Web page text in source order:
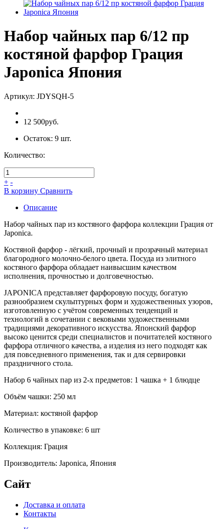
Набор чайных пар 6/12 пр
костяной фарфор Грация
Japonica Япония
Артикул: JDYSQH-5
12 500руб.
Остаток: 9 шт.
Количество:
+ -
В коpзину Сpавнить
Описание
Набор чайных пар из костяного фарфора коллекции Грация от
Japonica.
Костяной фарфор - лёгкий, прочный и прозрачный материал
благородного молочно-белого цвета. Посуда из элитного
костяного фарфора обладает наивысшим качеством
исполнения, прочностью и долговечностью.
JAPONICA представляет фарфоровую посуду, богатую
разнообразием скульптурных форм и художественных узоров,
изготовленную с учётом современных тенденций и
технологий в сочетании с вековыми художественными
традициями декоративного искусства. Японский фарфор
высоко ценится среди специалистов и почитателей костяного
фарфора отличного качества, а изделия из него подходят как
для повседневного применения, так и для сервировки
праздничного стола.
Набор 6 чайных пар из 2-х предметов: 1 чашка + 1 блюдце
Объём чашки: 250 мл
Материал: костяной фарфор
Количество в упаковке: 6 шт
Коллекция: Грация
Производитель: Japonica, Япония
Сайт
Доставка и оплата
Контакты